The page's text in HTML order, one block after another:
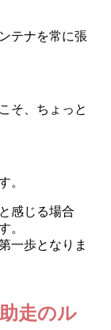
テナを常に張
そ、ちょっと
。
感じる場合
。
一歩となりま
走のル